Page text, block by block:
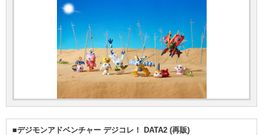
■デジモンアドベンチャー デジコレ！ DATA2 (再販)